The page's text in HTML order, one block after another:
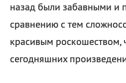
назад были забавными и
сравнению с тем
красивым роскошеством,
сегодняшних